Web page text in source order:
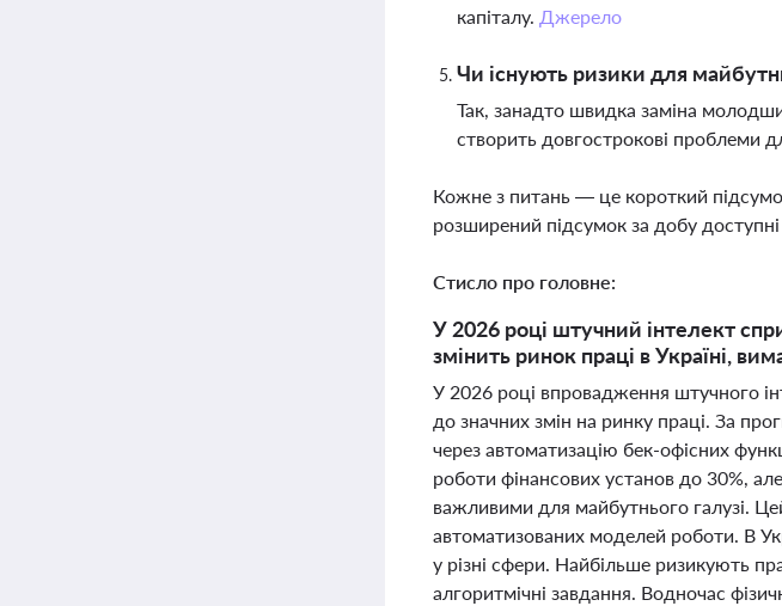
капіталу. Джерело
Чи існують ризики для
Так, занадто швидка заміна
створить довгострокові проблеми
Кожне з питань — це короткий
розширений підсумок за добу
Стисло про головне:
У 2026 році штучний інтелект
змінить ринок праці в Україні,
У 2026 році впровадження штучного
до значних змін на ринку праці. За
через автоматизацію бек-офісних
роботи фінансових установ до 30%,
важливими для майбутнього галузі.
автоматизованих моделей роботи. В
у різні сфери. Найбільше ризикують
алгоритмічні завдання. Водночас